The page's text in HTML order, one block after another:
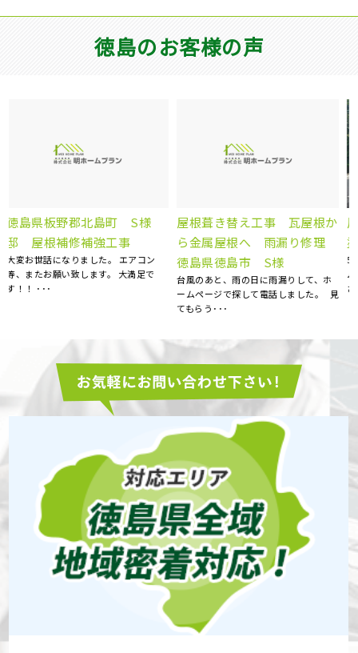
徳島のお客様の声
屋根塗装、棟板金交換、外壁
塗装 徳島県徳島市 N様
5社くらい提案を聞きましたが、明ホー
ムプランさんが一番丁寧にご対応くだ
さいました。 職人さん･･･
ベランダFRP防水工事、屋根
カバー工事、外壁塗装、庇補
修工事 徳島県徳島市 K様
15年前にマイホームを購入してから、
特にお手入れはしておらず、ある時庇
が腐食しているのを見つ･･･